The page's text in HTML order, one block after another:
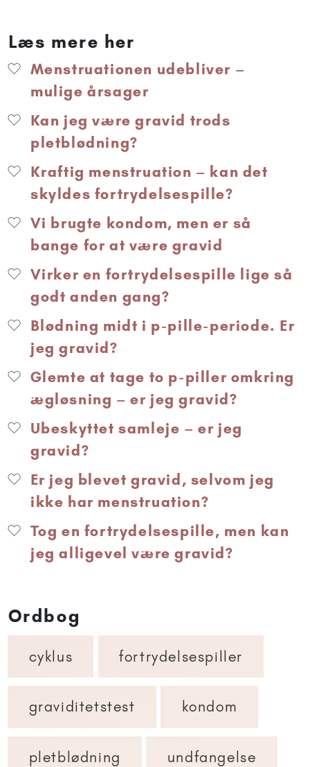
Læs mere her
Menstruationen udebliver –
mulige årsager
Kan jeg være gravid trods
pletblødning?
Kraftig menstruation – kan det
skyldes fortrydelsespille?
Vi brugte kondom, men er så
bange for at være gravid
Virker en fortrydelsespille lige så
godt anden gang?
Blødning midt i p-pille-periode. Er
jeg gravid?
Glemte at tage to p-piller omkring
ægløsning – er jeg gravid?
Ubeskyttet samleje – er jeg
gravid?
Er jeg blevet gravid, selvom jeg
ikke har menstruation?
Tog en fortrydelsespille, men kan
jeg alligevel være gravid?
Ordbog
cyklus fortrydelsespiller
graviditetstest kondom
pletblødning undfangelse